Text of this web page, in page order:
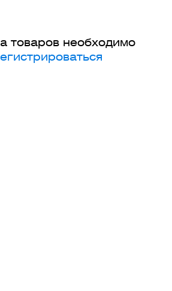
товаров необходимо